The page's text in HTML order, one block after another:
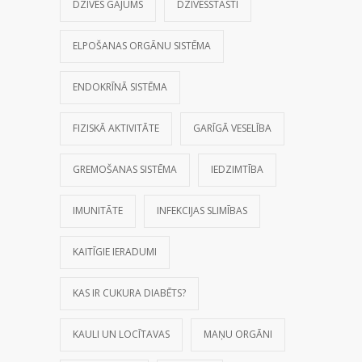
DZĪVES GĀJUMS DZĪVESSTĀSTI
ELPOŠANAS ORGĀNU SISTĒMA
ENDOKRĪNĀ SISTĒMA
FIZISKĀ AKTIVITĀTE GARĪGĀ VESELĪBA
GREMOŠANAS SISTĒMA IEDZIMTĪBA
IMUNITĀTE INFEKCIJAS SLIMĪBAS
KAITĪGIE IERADUMI
KAS IR CUKURA DIABĒTS?
KAULI UN LOCĪTAVAS MAŅU ORGĀNI